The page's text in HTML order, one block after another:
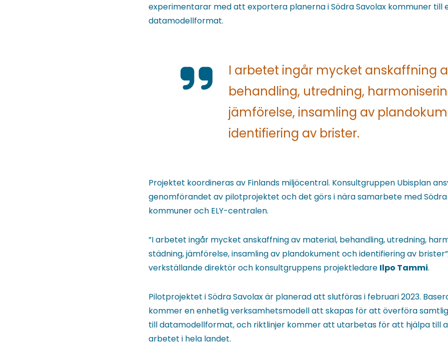
experimentarar med att exportera planerna i Södra Savolax kommuner till
datamodellformat.
I arbetet ingår mycket anskaffning
behandling, utredning,
jämförelse, insamling av
identifiering av brister.
Projektet koordineras av Finlands miljöcentral. Konsultgruppen Ubisplan
genomförandet av pilotprojektet och det görs i nära samarbete med Södra
kommuner och ELY-centralen.
”I arbetet ingår mycket anskaffning av material, behandling, utredning,
städning, jämförelse, insamling av plandokument och identifiering av
verkställande direktör och konsultgruppens projektledare Ilpo Tammi.
Pilotprojektet i Södra Savolax är planerad att slutföras i februari 2023.
kommer en enhetlig verksamhetsmodell att skapas för att överföra
till datamodellformat, och riktlinjer kommer att utarbetas för att hjälpa till
arbetet i hela landet.